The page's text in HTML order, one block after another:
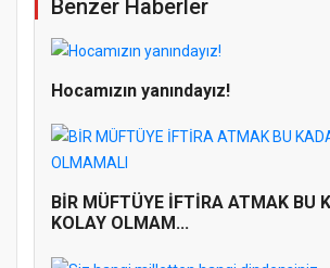
Benzer Haberler
Hocamızın yanındayız!
BİR MÜFTÜYE İFTİRA ATMAK BU
KOLAY OLMAM...